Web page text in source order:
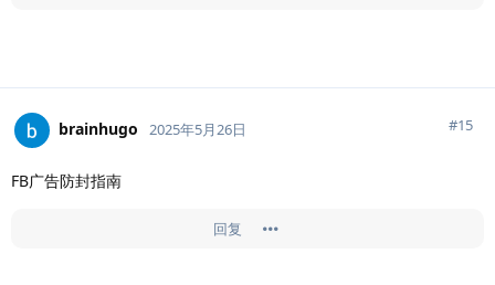
brainhugo 2025年5月26日 #15
FB广告防封指南
回复